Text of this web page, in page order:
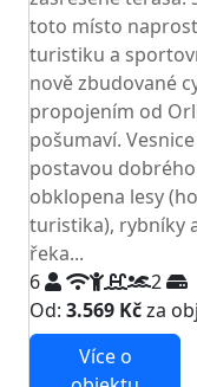
toto místo
turistiku a
nově zbudované
propojením od
pošumaví.
postavou
obklopena lesy
turistika), rybníky
řeka...
6
2
Od: 3.569 Kčza
Více o